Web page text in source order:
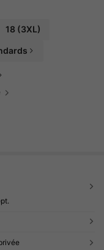
décontra
de vacanc
maxi cour
femm
18 (3XL)